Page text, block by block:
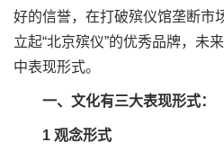
好的信誉，在打破殡仪馆垄断市
立起“北京殡仪”的优秀品牌，未
中表现形式。
一、文化有三大表现形式：
1 观念形式